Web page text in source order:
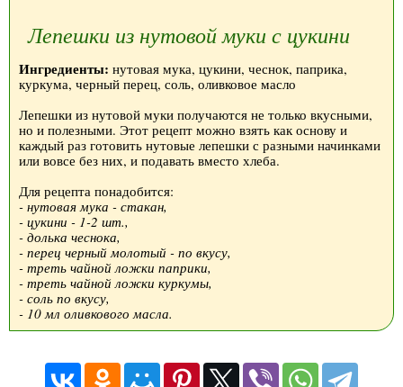
Лепешки из нутовой муки с цукини
Ингредиенты: нутовая мука, цукини, чеснок, паприка,
куркума, черный перец, соль, оливковое масло
Лепешки из нутовой муки получаются не только вкусными,
но и полезными. Этот рецепт можно взять как основу и
каждый раз готовить нутовые лепешки с разными начинками
или вовсе без них, и подавать вместо хлеба.
Для рецепта понадобится:
- нутовая мука - стакан,
- цукини - 1-2 шт.,
- долька чеснока,
- перец черный молотый - по вкусу,
- треть чайной ложки паприки,
- треть чайной ложки куркумы,
- соль по вкусу,
- 10 мл оливкового масла.